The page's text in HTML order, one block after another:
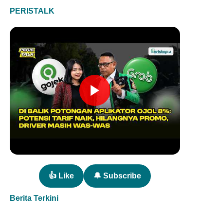
PERISTALK
👍 Like 🔔 Subscribe
Berita Terkini